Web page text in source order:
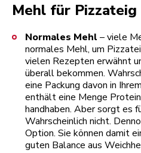
Mehl für Pizzateig
Normales Mehl – viele
normales Mehl, um
vielen Rezepten erwähnt
überall bekommen.
eine Packung davon in
enthält eine Menge
handhaben. Aber sorgt es
Wahrscheinlich nicht.
Option. Sie können damit
guten Balance aus